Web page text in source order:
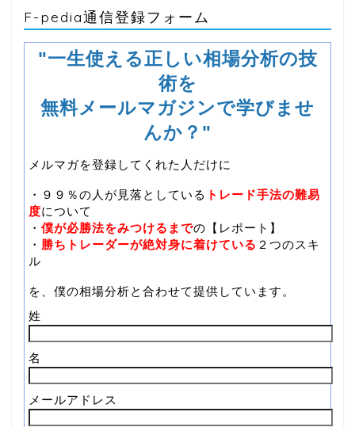
F-pedia通信登録フォーム
"一生使える正しい相場分析の技
術を
無料メールマガジンで学びませ
んか？"
メルマガを登録してくれた人だけに
・９９％の人が見落としている トレード手法の難易
度について
・ 僕が必勝法をみつけるまでの【レポート】
・ 勝ちトレーダーが絶対身に着けている ２つのスキ
ル
を、僕の相場分析と合わせて提供しています。
姓
名
メールアドレス